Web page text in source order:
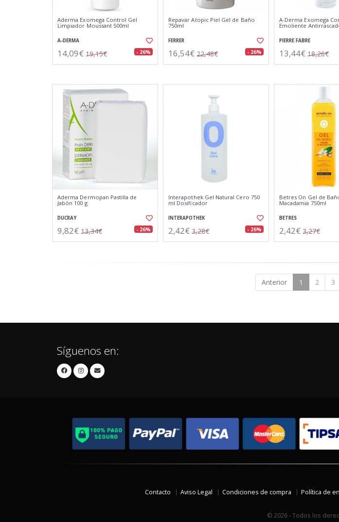
Aderma Exomega Control Gel
Limpiador Moussant 500ml
A-DERMA
14,09€ 19,15€ - 26%
Repavar Atopic Piel Gel de Baño
750ml
FERRER
16,54€ 22,48€ - 26%
A-Derma Exomega
Emoliente
PIERRE FABRE
13,44€ 18,26€
Aderma Dermopan Pastilla de
Jabón 100 g
DUCRAY
9,82€ 13,34€ - 26%
Interapothek Gel Natural Cero 750
ml Dosificador
INTERAPOTHEK
2,42€ 3,28€ - 26%
Betres On Gel de
Macadamia 750ml
BETRES
2,42€ 3,27€
Anterior 1 2 3
Síguenos en:
Contacto Aviso Legal Condiciones de compra Política de
© 2026 - Todos los